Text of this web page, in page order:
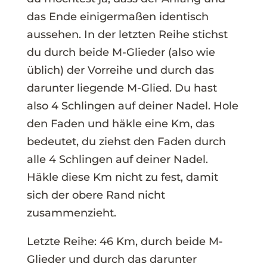
das Ende einigermaßen identisch
aussehen. In der letzten Reihe stichst
du durch beide M-Glieder (also wie
üblich) der Vorreihe und durch das
darunter liegende M-Glied. Du hast
also 4 Schlingen auf deiner Nadel. Hole
den Faden und häkle eine Km, das
bedeutet, du ziehst den Faden durch
alle 4 Schlingen auf deiner Nadel.
Häkle diese Km nicht zu fest, damit
sich der obere Rand nicht
zusammenzieht.
Letzte Reihe: 46 Km, durch beide M-
Glieder und durch das darunter